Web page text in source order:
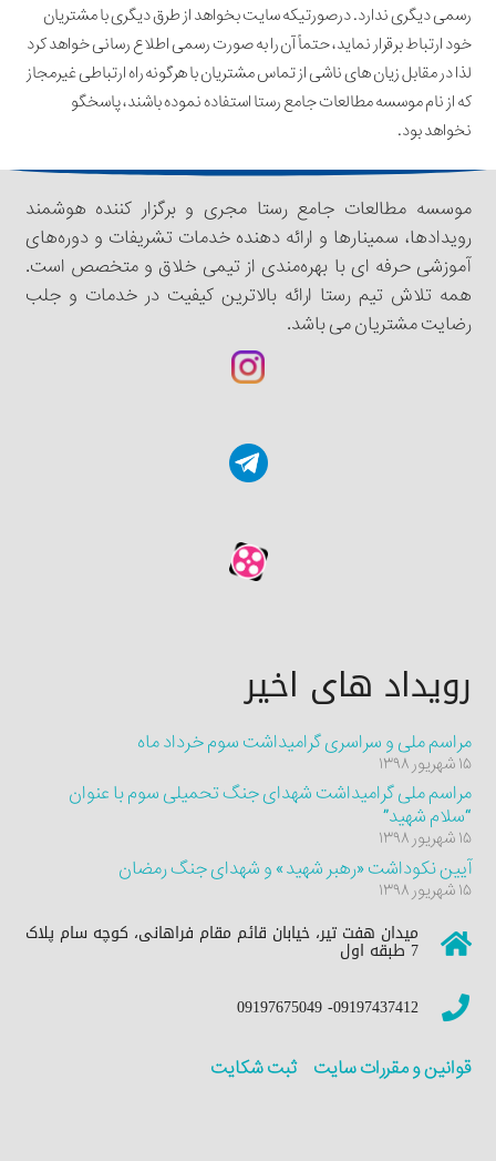
رسمی دیگری ندارد. درصورتیکه سایت بخواهد از طرق دیگری با مشتریان
خود ارتباط برقرار نماید، حتماً آن را به صورت رسمی اطلاع رسانی خواهد کرد
لذا در مقابل زیان های ناشی از تماس مشتریان با هرگونه راه ارتباطی غیرمجاز
که از نام موسسه مطالعات جامع رستا استفاده نموده باشند، پاسخگو
نخواهد بود.
موسسه مطالعات جامع رستا مجری و برگزار کننده هوشمند
رویدادها، سمینار‌‌ها و ارائه دهنده خدمات تشریفات و دوره‌های
آموزشی حرفه ای با بهره‌مندی از تیمی خلاق و متخصص است.
همه تلاش تیم رستا ارائه بالاترین کیفیت در خدمات و جلب
رضایت مشتریان می باشد.
رویداد های اخیر
مراسم ملی و سراسری گرامیداشت سوم خرداد ماه
۱۵ شهریور ۱۳۹۸
مراسم ملی گرامیداشت شهدای جنگ تحمیلی سوم با عنوان
“سلام شهید”
۱۵ شهریور ۱۳۹۸
آیین نکوداشت «رهبر شهید» و شهدای جنگ رمضان
۱۵ شهریور ۱۳۹۸
میدان هفت تیر، خیابان قائم مقام فراهانی، کوچه سام پلاک
7 طبقه اول
09197437412- 09197675049
قوانین و مقررات سایت ثبت شکایت